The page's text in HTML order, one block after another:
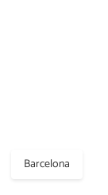
Barcelona